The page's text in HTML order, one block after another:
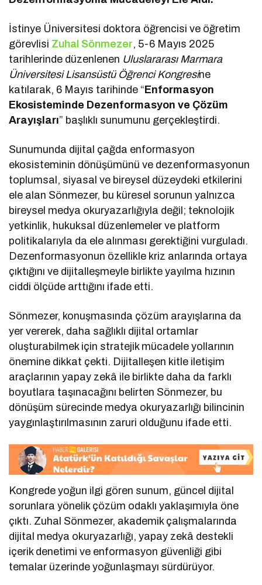
İstinye Üniversitesi doktora öğrencisi ve öğretim
görevlisi Zuhal Sönmezer, 5-6 Mayıs 2025
tarihlerinde düzenlenen Uluslararası Marmara
Üniversitesi Lisansüstü Öğrenci Kongresine
katılarak, 6 Mayıs tarihinde “Enformasyon
Ekosisteminde Dezenformasyon ve Çözüm
Arayışları” başlıklı sunumunu gerçekleştirdi.
Sunumunda dijital çağda enformasyon
ekosisteminin dönüşümünü ve dezenformasyonun
toplumsal, siyasal ve bireysel düzeydeki etkilerini
ele alan Sönmezer, bu küresel sorunun yalnızca
bireysel medya okuryazarlığıyla değil; teknolojik
yetkinlik, hukuksal düzenlemeler ve platform
politikalarıyla da ele alınması gerektiğini vurguladı.
Dezenformasyonun özellikle kriz anlarında ortaya
çıktığını ve dijitalleşmeyle birlikte yayılma hızının
ciddi ölçüde arttığını ifade etti.
Sönmezer, konuşmasında çözüm arayışlarına da
yer vererek, daha sağlıklı dijital ortamlar
oluşturabilmek için stratejik mücadele yollarının
önemine dikkat çekti. Dijitalleşen kitle iletişim
araçlarının yapay zekâ ile birlikte daha da farklı
boyutlara taşınacağını belirten Sönmezer, bu
dönüşüm sürecinde medya okuryazarlığı bilincinin
yaygınlaştırılmasının zaruri olduğunu ifade etti.
Kongrede yoğun ilgi gören sunum, güncel dijital
sorunlara yönelik çözüm odaklı yaklaşımıyla öne
çıktı. Zuhal Sönmezer, akademik çalışmalarında
dijital medya okuryazarlığı, yapay zekâ destekli
içerik denetimi ve enformasyon güvenliği gibi
temalar üzerinde yoğunlaşmayı sürdürüyor.